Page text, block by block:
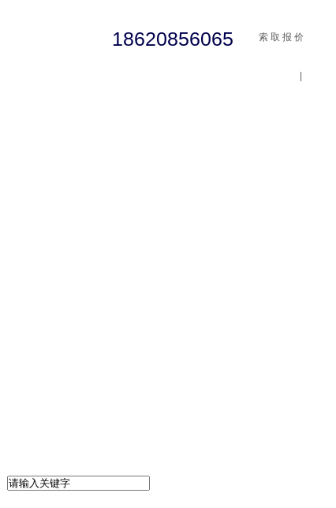
18620856065 索 取 报 价